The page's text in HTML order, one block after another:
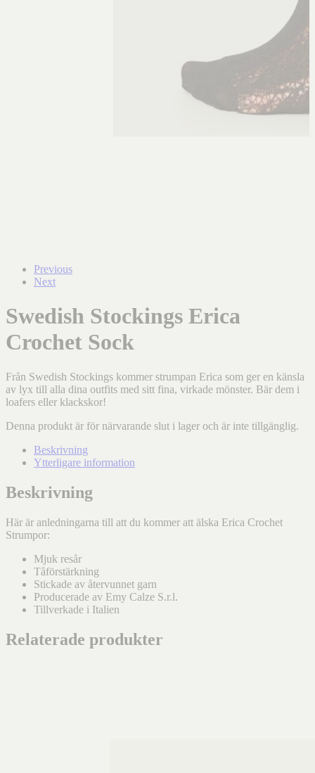
Previous
Next
Swedish Stockings Erica
Crochet Sock
Från Swedish Stockings kommer strumpan Erica som ger en känsla
av lyx till alla dina outfits med sitt fina, virkade mönster. Bär dem i
loafers eller klackskor!
Denna produkt är för närvarande slut i lager och är inte tillgänglig.
Beskrivning
Ytterligare information
Beskrivning
Här är anledningarna till att du kommer att älska Erica Crochet
Strumpor:
Mjuk resår
Tåförstärkning
Stickade av återvunnet garn
Producerade av Emy Calze S.r.l.
Tillverkade i Italien
Relaterade produkter